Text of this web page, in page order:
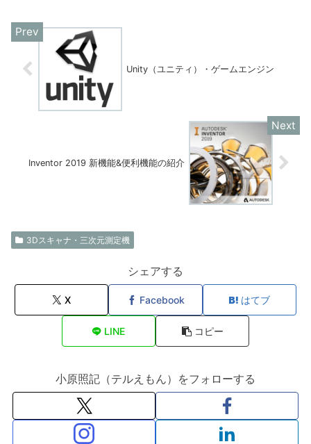
Unity（ユニティ）・ゲームエンジン
Inventor 2019 新機能&便利機能の紹介
3Dスキャナ・三次元測定機
シェアする
X Facebook はてブ
LINE コピー
小原照記（テルえもん）をフォローする